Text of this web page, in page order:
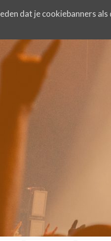
dat je cookiebanners